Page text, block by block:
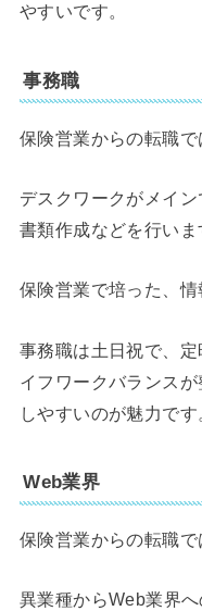
やすいです。
事務職
保険営業からの転職で
デスクワークがメイン
書類作成などを行いま
保険営業で培った、情
事務職は土日祝で、
イフワークバランス
しやすいのが魅力です
Web業界
保険営業からの転職で
異業種からWeb業界